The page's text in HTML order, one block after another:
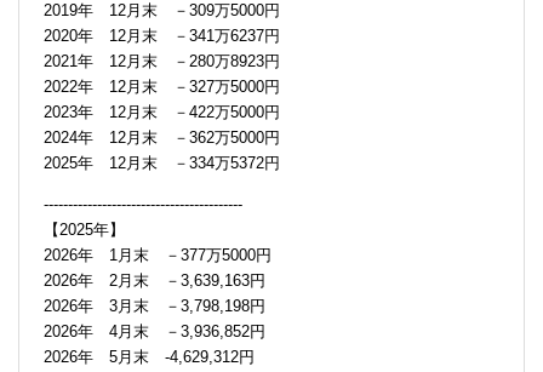
2019年 12月末 －309万5000円
2020年 12月末 －341万6237円
2021年 12月末 －280万8923円
2022年 12月末 －327万5000円
2023年 12月末 －422万5000円
2024年 12月末 －362万5000円
2025年 12月末 －334万5372円
-----------------------------------------
【2025年】
2026年 1月末 －377万5000円
2026年 2月末 －3,639,163円
2026年 3月末 －3,798,198円
2026年 4月末 －3,936,852円
2026年 5月末 -4,629,312円